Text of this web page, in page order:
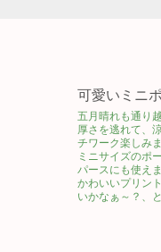
可愛いミニポー
五月晴れも通り
厚さを逃れて、
チワーク楽しみま
ミニサイズのポ
パースにも使えま
かわいいプリン
いかなぁ～？、